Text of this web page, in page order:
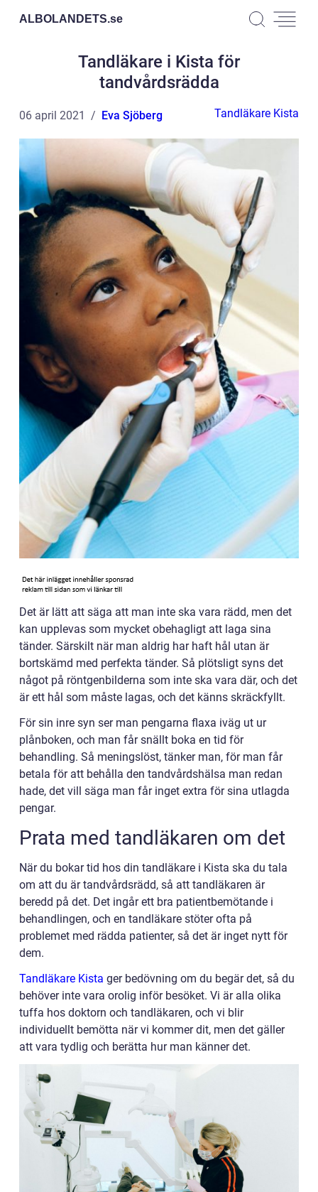
ALBOLANDETS.se
Tandläkare i Kista för
tandvårdsrädda
06 april 2021 Eva Sjöberg Tandläkare Kista
Det är lätt att säga att man inte ska vara rädd, men det
kan upplevas som mycket obehagligt att laga sina
tänder. Särskilt när man aldrig har haft hål utan är
bortskämd med perfekta tänder. Så plötsligt syns det
något på röntgenbilderna som inte ska vara där, och det
är ett hål som måste lagas, och det känns skräckfyllt.
För sin inre syn ser man pengarna flaxa iväg ut ur
plånboken, och man får snällt boka en tid för
behandling. Så meningslöst, tänker man, för man får
betala för att behålla den tandvårdshälsa man redan
hade, det vill säga man får inget extra för sina utlagda
pengar.
Prata med tandläkaren om det
När du bokar tid hos din tandläkare i Kista ska du tala
om att du är tandvårdsrädd, så att tandläkaren är
beredd på det. Det ingår ett bra patientbemötande i
behandlingen, och en tandläkare stöter ofta på
problemet med rädda patienter, så det är inget nytt för
dem.
Tandläkare Kista ger bedövning om du begär det, så du
behöver inte vara orolig inför besöket. Vi är alla olika
tuffa hos doktorn och tandläkaren, och vi blir
individuellt bemötta när vi kommer dit, men det gäller
att vara tydlig och berätta hur man känner det.